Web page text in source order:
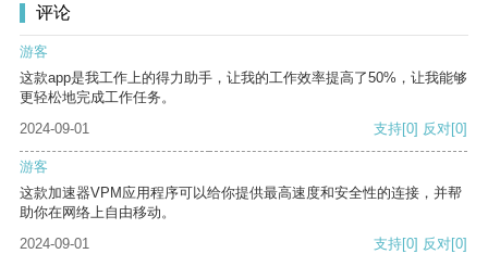
评论
游客
这款app是我工作上的得力助手，让我的工作效率提高了50%，让我能够
更轻松地完成工作任务。
2024-09-01
支持[0] 反对[0]
游客
这款加速器VPM应用程序可以给你提供最高速度和安全性的连接，并帮
助你在网络上自由移动。
2024-09-01
支持[0] 反对[0]